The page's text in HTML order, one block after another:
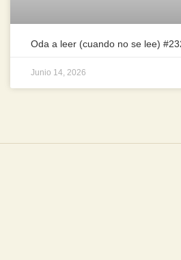
Oda a leer (cuando no se lee)
Junio 14, 2026